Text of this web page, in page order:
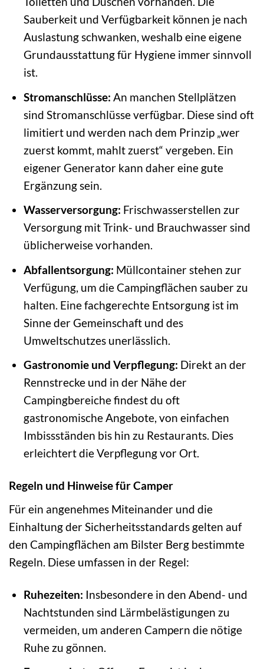
Sauberkeit und Verfügbarkeit können je nach
Auslastung schwanken, weshalb eine eigene
Grundausstattung für Hygiene immer sinnvoll
ist.
Stromanschlüsse: An manchen Stellplätzen
sind Stromanschlüsse verfügbar. Diese sind oft
limitiert und werden nach dem Prinzip „wer
zuerst kommt, mahlt zuerst“ vergeben. Ein
eigener Generator kann daher eine gute
Ergänzung sein.
Wasserversorgung: Frischwasserstellen zur
Versorgung mit Trink- und Brauchwasser sind
üblicherweise vorhanden.
Abfallentsorgung: Müllcontainer stehen zur
Verfügung, um die Campingflächen sauber zu
halten. Eine fachgerechte Entsorgung ist im
Sinne der Gemeinschaft und des
Umweltschutzes unerlässlich.
Gastronomie und Verpflegung: Direkt an der
Rennstrecke und in der Nähe der
Campingbereiche findest du oft
gastronomische Angebote, von einfachen
Imbissständen bis hin zu Restaurants. Dies
erleichtert die Verpflegung vor Ort.
Regeln und Hinweise für Camper
Für ein angenehmes Miteinander und die
Einhaltung der Sicherheitsstandards gelten auf
den Campingflächen am Bilster Berg bestimmte
Regeln. Diese umfassen in der Regel:
Ruhezeiten: Insbesondere in den Abend- und
Nachtstunden sind Lärmbelästigungen zu
vermeiden, um anderen Campern die nötige
Ruhe zu gönnen.